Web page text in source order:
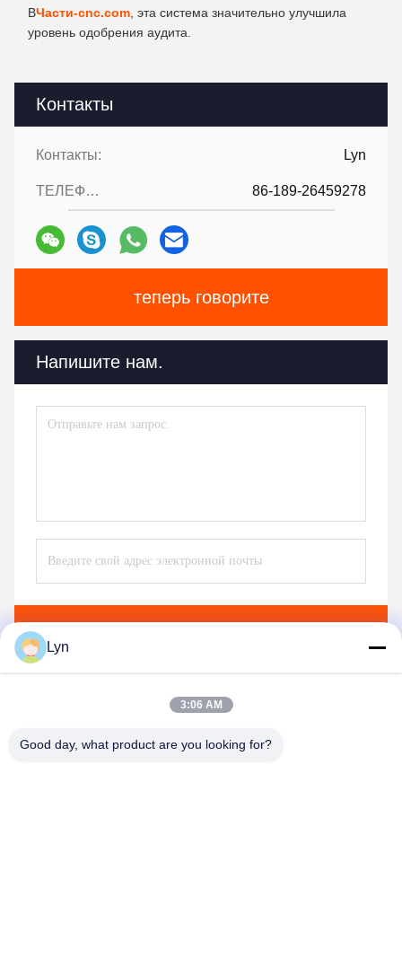
Контакты
Контакты: Lyn
ТЕЛЕФОН:: 86-189-26459278
теперь говорите
Напишите нам.
ВЧасти-cnc.com , эта система значительно улучшила
уровень одобрения аудита.
Lyn
3:06 AM
Good day, what product are you looking for?